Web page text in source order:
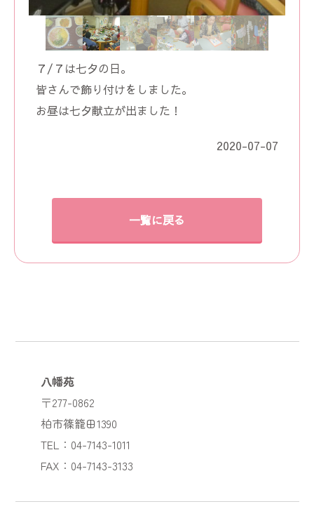
７/７は七夕の日。
皆さんで飾り付けをしました。
お昼は七夕献立が出ました！
2020-07-07
一覧に戻る
八幡苑
〒277-0862
柏市篠籠田1390
TEL：04-7143-1011
FAX：04-7143-3133